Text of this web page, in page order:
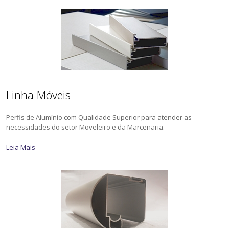
Linha Móveis
Perfis de Alumínio com Qualidade Superior para atender as
necessidades do setor Moveleiro e da Marcenaria.
Leia Mais